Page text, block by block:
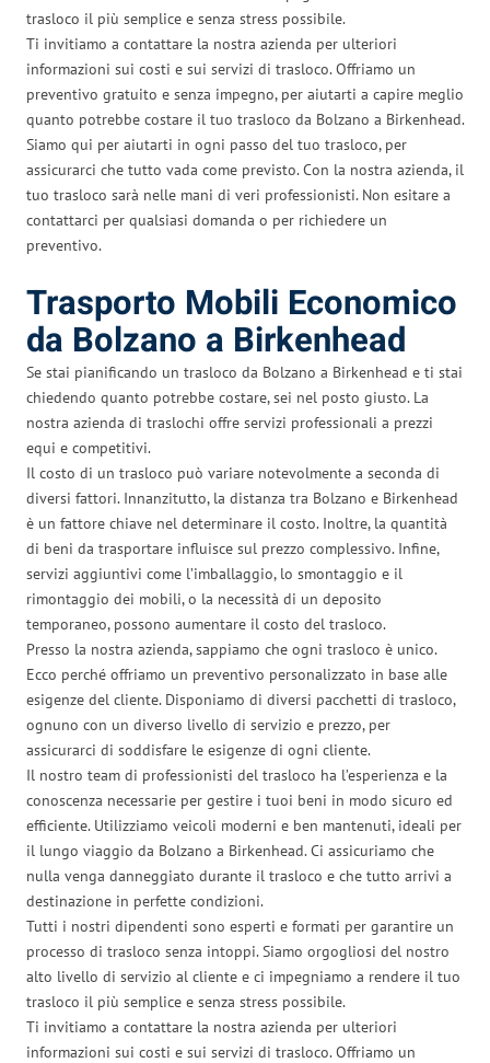
trasloco il più semplice e senza stress possibile.
Ti invitiamo a contattare la nostra azienda per ulteriori
informazioni sui costi e sui servizi di trasloco. Offriamo un
preventivo gratuito e senza impegno, per aiutarti a capire meglio
quanto potrebbe costare il tuo trasloco da Bolzano a Birkenhead.
Siamo qui per aiutarti in ogni passo del tuo trasloco, per
assicurarci che tutto vada come previsto. Con la nostra azienda, il
tuo trasloco sarà nelle mani di veri professionisti. Non esitare a
contattarci per qualsiasi domanda o per richiedere un
preventivo.
Trasporto Mobili Economico
da Bolzano a Birkenhead
Se stai pianificando un trasloco da Bolzano a Birkenhead e ti stai
chiedendo quanto potrebbe costare, sei nel posto giusto. La
nostra azienda di traslochi offre servizi professionali a prezzi
equi e competitivi.
Il costo di un trasloco può variare notevolmente a seconda di
diversi fattori. Innanzitutto, la distanza tra Bolzano e Birkenhead
è un fattore chiave nel determinare il costo. Inoltre, la quantità
di beni da trasportare influisce sul prezzo complessivo. Infine,
servizi aggiuntivi come l’imballaggio, lo smontaggio e il
rimontaggio dei mobili, o la necessità di un deposito
temporaneo, possono aumentare il costo del trasloco.
Presso la nostra azienda, sappiamo che ogni trasloco è unico.
Ecco perché offriamo un preventivo personalizzato in base alle
esigenze del cliente. Disponiamo di diversi pacchetti di trasloco,
ognuno con un diverso livello di servizio e prezzo, per
assicurarci di soddisfare le esigenze di ogni cliente.
Il nostro team di professionisti del trasloco ha l’esperienza e la
conoscenza necessarie per gestire i tuoi beni in modo sicuro ed
efficiente. Utilizziamo veicoli moderni e ben mantenuti, ideali per
il lungo viaggio da Bolzano a Birkenhead. Ci assicuriamo che
nulla venga danneggiato durante il trasloco e che tutto arrivi a
destinazione in perfette condizioni.
Tutti i nostri dipendenti sono esperti e formati per garantire un
processo di trasloco senza intoppi. Siamo orgogliosi del nostro
alto livello di servizio al cliente e ci impegniamo a rendere il tuo
trasloco il più semplice e senza stress possibile.
Ti invitiamo a contattare la nostra azienda per ulteriori
informazioni sui costi e sui servizi di trasloco. Offriamo un